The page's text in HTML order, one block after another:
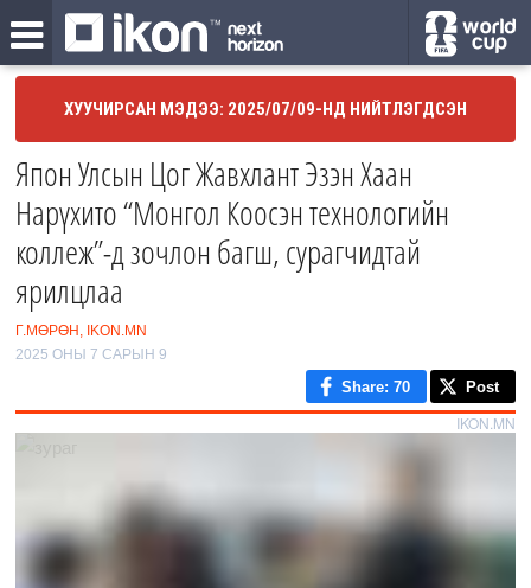
ХУУЧИРСАН МЭДЭЭ: 2025/07/09-НД НИЙТЛЭГДСЭН
Япон Улсын Цог Жавхлант Эзэн Хаан
Нарүхито “Монгол Коосэн технологийн
коллеж”-д зочлон багш, сурагчидтай
ярилцлаа
Г.МӨРӨН, IKON.MN
2025 ОНЫ 7 САРЫН 9
Share: 70 Post
IKON.MN